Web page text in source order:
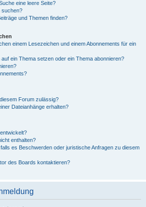
eine leere Seite?
suchen?
und Themen finden?
einem Lesezeichen und einem Abonnements für ein
ein Thema setzen oder ein Thema abonnieren?
Forum zulässig?
Dateianhänge erhalten?
enthalten?
es Beschwerden oder juristische Anfragen zu diesem
des Boards kontaktieren?